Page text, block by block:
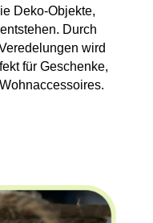
Deko-Objekte,
Durch
wird
für Geschenke,